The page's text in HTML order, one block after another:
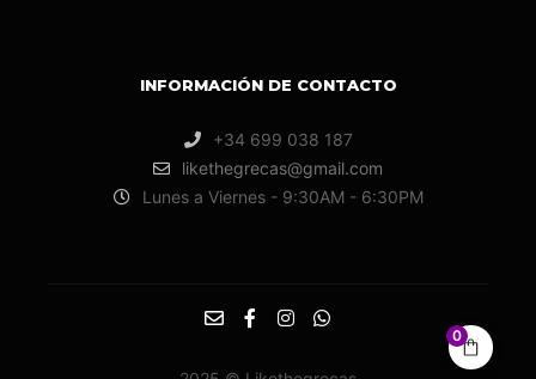
INFORMACIÓN DE CONTACTO
+34 699 038 187
likethegrecas@gmail.com
Lunes a Viernes - 9:30AM - 6:30PM
0